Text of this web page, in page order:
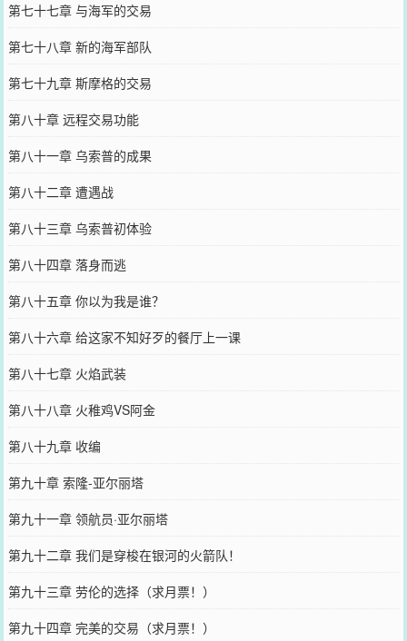
第七十七章 与海军的交易
第七十八章 新的海军部队
第七十九章 斯摩格的交易
第八十章 远程交易功能
第八十一章 乌索普的成果
第八十二章 遭遇战
第八十三章 乌索普初体验
第八十四章 落身而逃
第八十五章 你以为我是谁？
第八十六章 给这家不知好歹的餐厅上一课
第八十七章 火焰武装
第八十八章 火稚鸡VS阿金
第八十九章 收编
第九十章 索隆-亚尔丽塔
第九十一章 领航员·亚尔丽塔
第九十二章 我们是穿梭在银河的火箭队！
第九十三章 劳伦的选择（求月票！）
第九十四章 完美的交易（求月票！）